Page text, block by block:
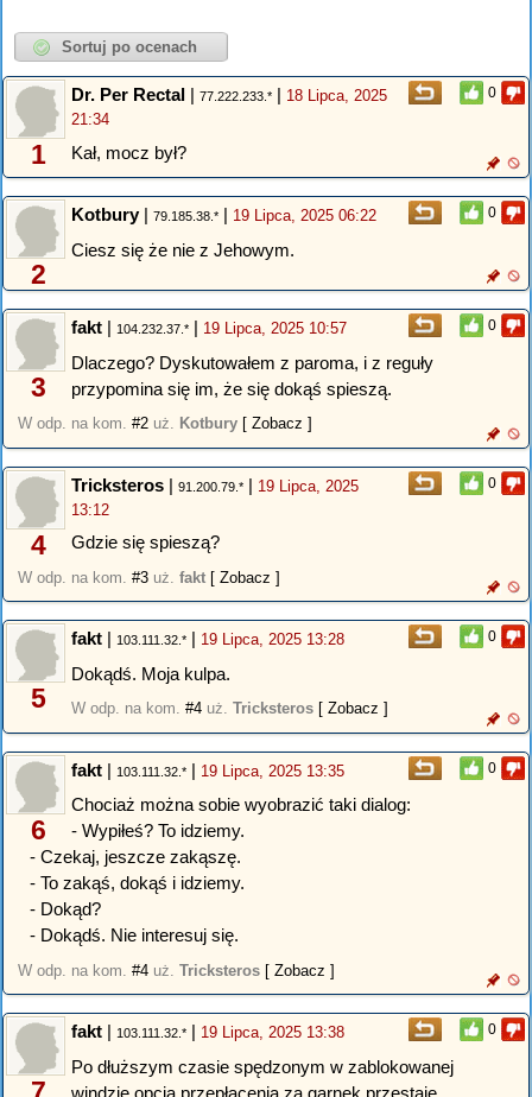
0
1
Dr. Per Rectal | 77.222.233.* | 18 Lipca, 2025
21:34
Kał, mocz był?
0
2
Kotbury| 79.185.38.* | 19 Lipca, 2025 06:22
Ciesz się że nie z Jehowym.
0
3
fakt | 104.232.37.* | 19 Lipca, 2025 10:57
Dlaczego? Dyskutowałem z paroma, i z reguły
przypomina się im, że się dokąś spieszą.
W odp. na kom. #2 uż. Kotbury [ Zobacz ]
0
4
Tricksteros | 91.200.79.* | 19 Lipca, 2025
13:12
Gdzie się spieszą?
W odp. na kom. #3 uż. fakt [ Zobacz ]
0
5
fakt | 103.111.32.* | 19 Lipca, 2025 13:28
Dokądś. Moja kulpa.
W odp. na kom. #4 uż. Tricksteros [ Zobacz ]
0
6
fakt | 103.111.32.* | 19 Lipca, 2025 13:35
Chociaż można sobie wyobrazić taki dialog:
- Wypiłeś? To idziemy.
- Czekaj, jeszcze zakąszę.
- To zakąś, dokąś i idziemy.
- Dokąd?
- Dokądś. Nie interesuj się.
W odp. na kom. #4 uż. Tricksteros [ Zobacz ]
0
fakt | 103.111.32.* | 19 Lipca, 2025 13:38
Po dłuższym czasie spędzonym w zablokowanej
windzie opcja przepłacenia za garnek przestaje